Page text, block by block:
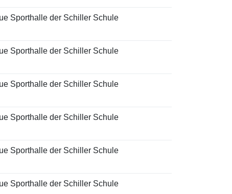
Sporthalle der Schiller Schule
Sporthalle der Schiller Schule
Sporthalle der Schiller Schule
Sporthalle der Schiller Schule
Sporthalle der Schiller Schule
Sporthalle der Schiller Schule